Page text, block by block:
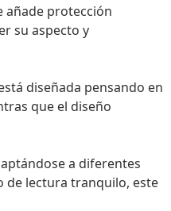
añade protección
su aspecto y
diseñada pensando en
que el diseño
a diferentes
de lectura tranquilo, este